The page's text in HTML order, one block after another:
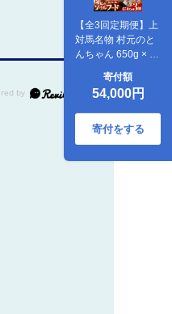
【全3回定期便】上
対馬名物 村元のと
んちゃん 650g × 3
市》【村元食肉セ
ンター】[WAU008]
とんちゃん 豚肉 豚
肩ロース 味付き 焼
肉 ご当地 B-1グラ
寄付額
54,000円
寄付をする